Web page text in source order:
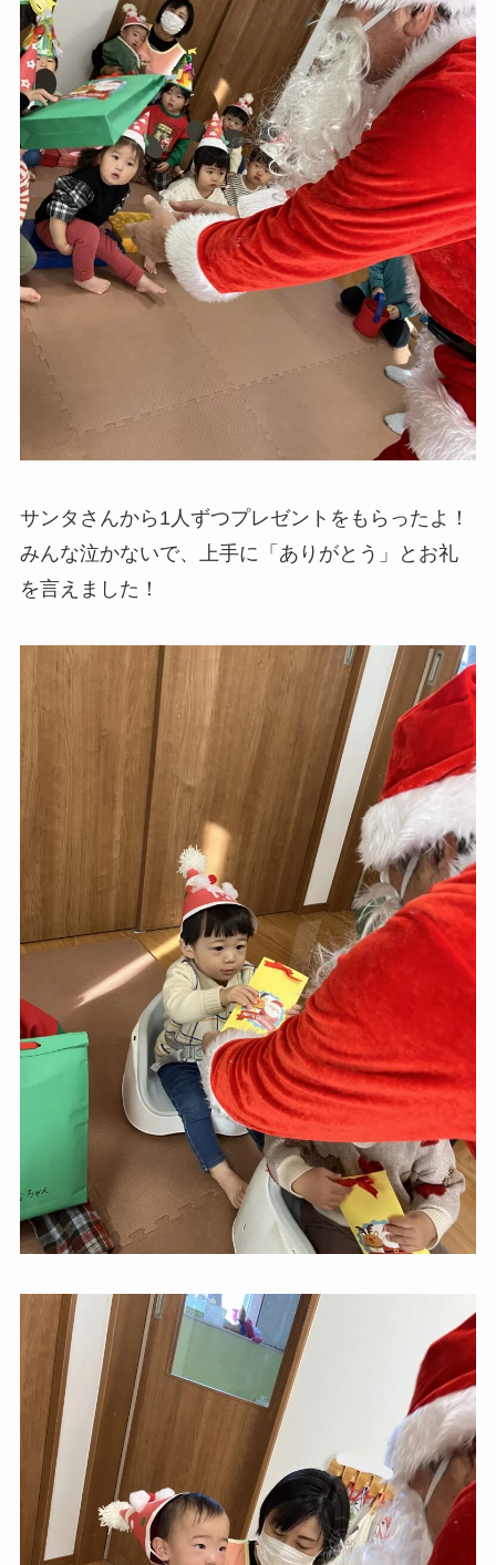
サンタさんから1人ずつプレゼントをもらったよ！
みんな泣かないで、上手に「ありがとう」とお礼
を言えました！